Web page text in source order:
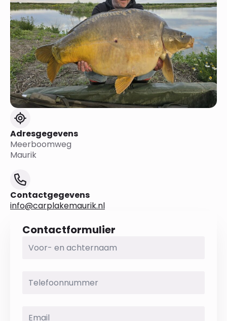
Adresgegevens
Meerboomweg
Maurik
Contactgegevens
info@carplakemaurik.nl
Contactformulier
en